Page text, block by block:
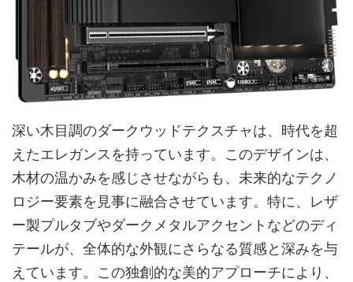
深い木目調のダークウッドテクスチャは、時代を超
えたエレガンスを持っています。このデザインは、
木材の温かみを感じさせながらも、未来的なテクノ
ロジー要素を見事に融合させています。特に、レザ
ー製プルタブやダークメタルアクセントなどのディ
テールが、全体的な外観にさらなる質感と深みを与
えています。この独創的な美的アプローチにより、